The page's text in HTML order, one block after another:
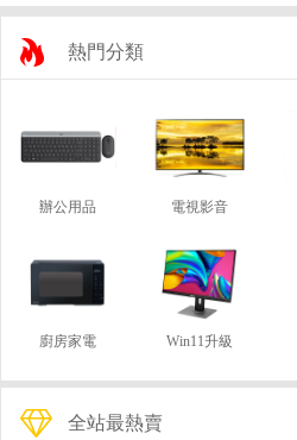
熱門分類
辦公用品 電視影音
廚房家電 Win11升級
全站最熱賣